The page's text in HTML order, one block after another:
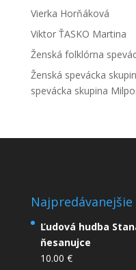
Vierka Horňáková
Viktor ŤASKO Martina
Ženská folklórna
Ženská spevácka
spevácka skupina
Najpredávanejšie
Ľudová hudba
ňesanujce
10.00 €